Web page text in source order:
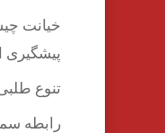
خیانت
پیشگیری
تنوع